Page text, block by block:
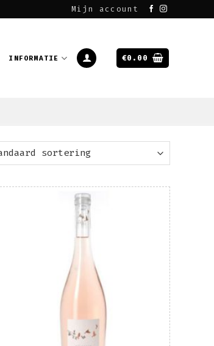
Mijn account
INFORMATIE €0.00